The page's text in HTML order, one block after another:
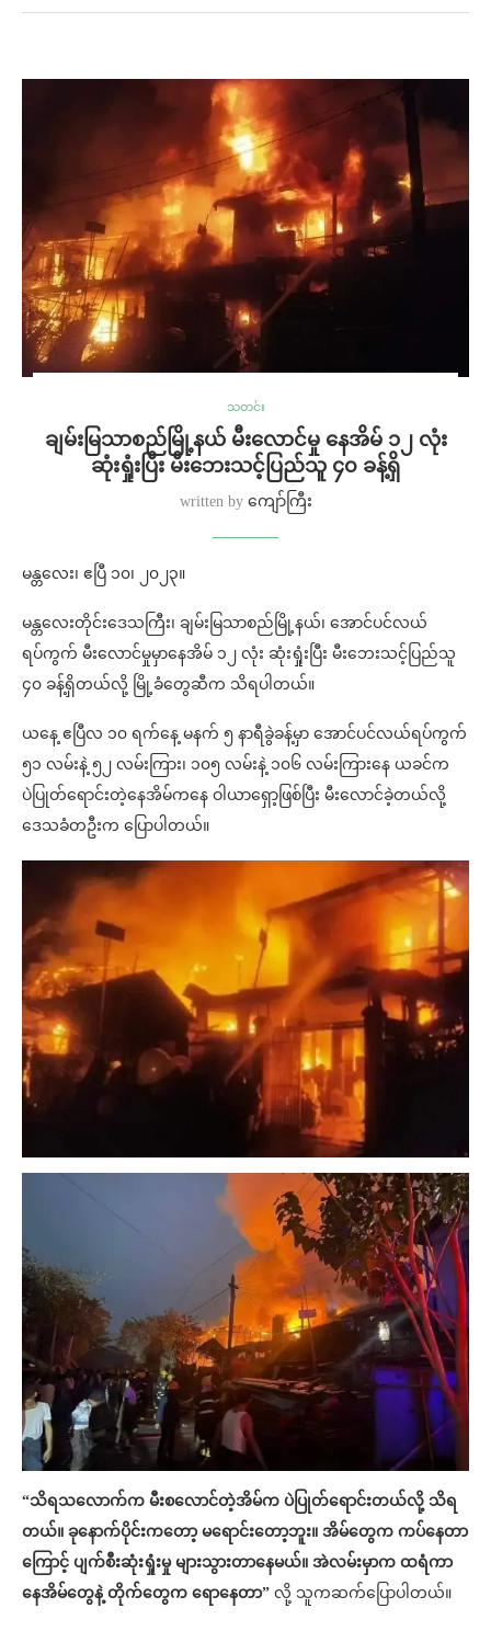
သတင်း
ချမ်းမြသာစည်မြို့နယ် မီးလောင်မှု နေအိမ် ၁၂ လုံး
ဆုံးရှုံးပြီး မီးဘေးသင့်ပြည်သူ ၄၀ ခန့်ရှိ
written by ကျော်ကြီး
မန္တလေး၊ ဧပြီ ၁၀၊ ၂၀၂၃။
မန္တလေးတိုင်းဒေသကြီး၊ ချမ်းမြသာစည်မြို့နယ်၊ အောင်ပင်လယ်
ရပ်ကွက် မီးလောင်မှုမှာနေအိမ် ၁၂ လုံး ဆုံးရှုံးပြီး မီးဘေးသင့်ပြည်သူ
၄၀ ခန့်ရှိတယ်လို့ မြို့ခံတွေဆီက သိရပါတယ်။
ယနေ့ ဧပြီလ ၁၀ ရက်နေ့ မနက် ၅ နာရီခွဲခန့်မှာ အောင်ပင်လယ်ရပ်ကွက်
၅၁ လမ်းနဲ့ ၅၂ လမ်းကြား၊ ၁၀၅ လမ်းနဲ့ ၁၀၆ လမ်းကြားနေ ယခင်က
ပဲပြုတ်ရောင်းတဲ့နေအိမ်ကနေ ဝါယာရှော့ဖြစ်ပြီး မီးလောင်ခဲ့တယ်လို့
ဒေသခံတဦးက ပြောပါတယ်။
“သိရသလောက်က မီးစလောင်တဲ့အိမ်က ပဲပြုတ်ရောင်းတယ်လို့ သိရ
တယ်။ ခုနောက်ပိုင်းကတော့ မရောင်းတော့ဘူး။ အိမ်တွေက ကပ်နေတာ
ကြောင့် ပျက်စီးဆုံးရှုံးမှု များသွားတာနေမယ်။ အဲလမ်းမှာက ထရံကာ
နေအိမ်တွေနဲ့ တိုက်တွေက ရောနေတာ” လို့ သူကဆက်ပြောပါတယ်။